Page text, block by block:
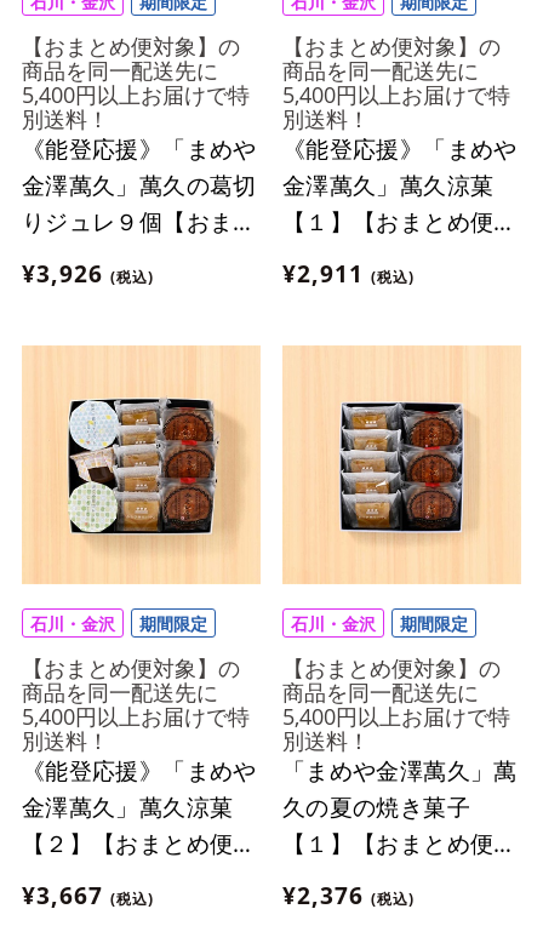
【おまとめ便対象】の
商品を同一配送先に
5,400円以上お届けで特
別送料！
《能登応援》「まめや
金澤萬久」萬久の葛切
りジュレ９個【おまと
め便対象】
¥3,926 (税込)
【おまとめ便対象】の
商品を同一配送先に
5,400円以上お届けで特
別送料！
《能登応援》「まめや
金澤萬久」萬久涼菓
【１】【おまとめ便対
象】
¥2,911 (税込)
石川・金沢 期間限定
【おまとめ便対象】の
商品を同一配送先に
5,400円以上お届けで特
別送料！
《能登応援》「まめや
金澤萬久」萬久涼菓
【２】【おまとめ便対
象】
¥3,667 (税込)
石川・金沢 期間限定
【おまとめ便対象】の
商品を同一配送先に
5,400円以上お届けで特
別送料！
「まめや金澤萬久」萬
久の夏の焼き菓子
【１】【おまとめ便対
象】
¥2,376 (税込)